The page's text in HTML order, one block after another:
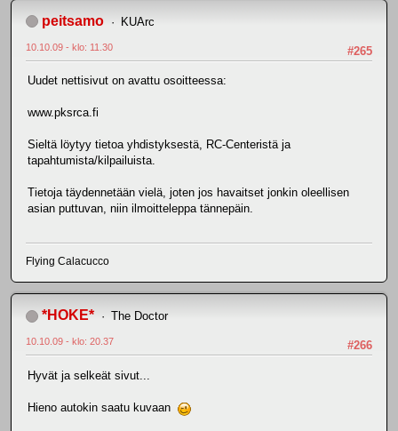
peitsamo KUArc
#265
10.10.09 - klo: 11.30
Uudet nettisivut on avattu osoitteessa:
www.pksrca.fi
Sieltä löytyy tietoa yhdistyksestä, RC-Centeristä ja
tapahtumista/kilpailuista.
Tietoja täydennetään vielä, joten jos havaitset jonkin oleellisen
asian puttuvan, niin ilmoitteleppa tännepäin.
Flying Calacucco
*HOKE* The Doctor
#266
10.10.09 - klo: 20.37
Hyvät ja selkeät sivut...
Hieno autokin saatu kuvaan